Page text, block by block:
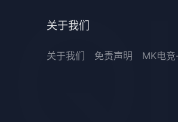
关于我们
关于我们 免责声明 MK电